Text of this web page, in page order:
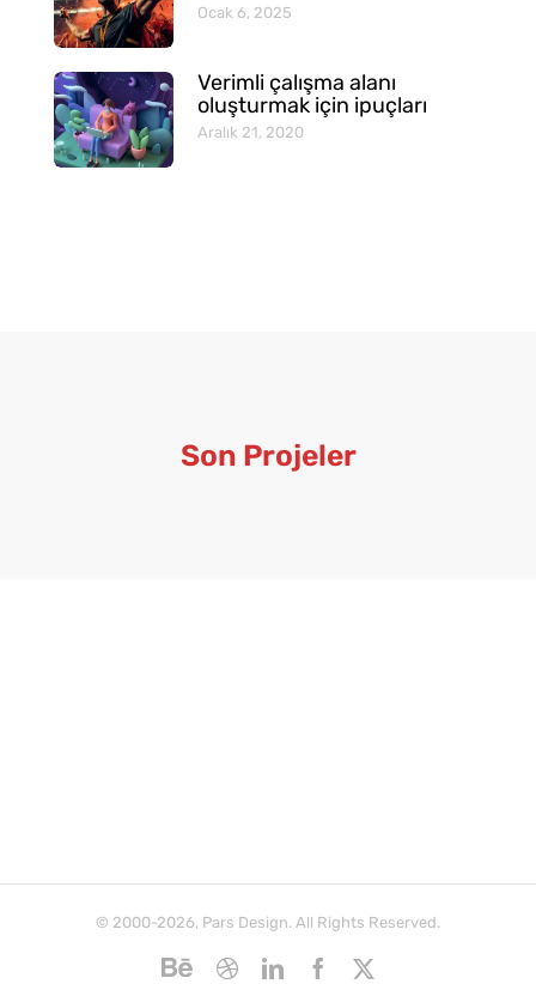
Ocak 6, 2025
Verimli çalışma alanı
oluşturmak için ipuçları
Aralık 21, 2020
Son Projeler
© 2000-2026, Pars Design. All Rights Reserved.
BehanceDribbbleLinkedInFacebook